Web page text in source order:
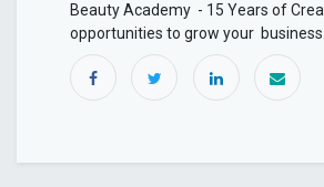
Beauty Academy - 15 Years of
opportunities to grow your business.